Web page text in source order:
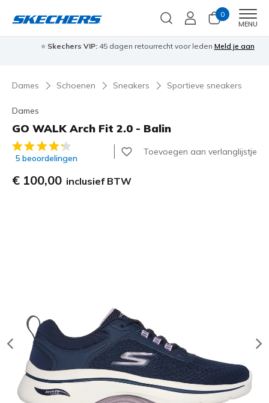
0
MENU
Skechers VIP:45 dagen retourrecht voor ledenMeld je aan⭐
Dames Schoenen Sneakers Sportieve sneakers
Dames
GO WALK Arch Fit 2.0 - Balin
3,1 van de 5 klantbeoordelingen
5 beoordelingen
Toevoegen aan verlanglijstje
€ 100,00 inclusief BTW